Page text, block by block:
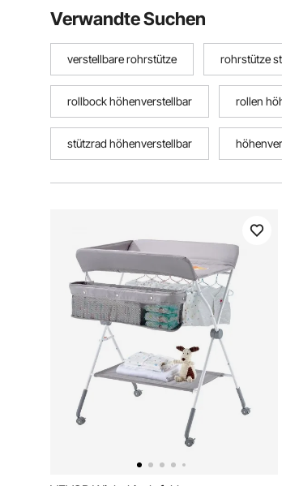
Verwandte Suchen
verstellbare rohrstütze rohrstütze
rollbock höhenverstellbar rollen
stützrad höhenverstellbar